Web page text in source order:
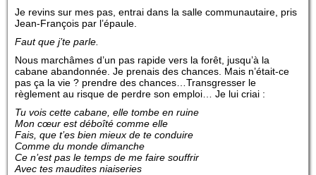
Je revins sur mes pas, entrai dans la salle communautaire, pris
Jean-François par l’épaule.
Faut que j’te parle.
Nous marchâmes d’un pas rapide vers la forêt, jusqu’à la
cabane abandonnée. Je prenais des chances. Mais n’était-ce
pas ça la vie ? prendre des chances…Transgresser le
règlement au risque de perdre son emploi… Je lui criai :
Tu vois cette cabane, elle tombe en ruine
Mon cœur est déboîté comme elle
Fais, que t’es bien mieux de te conduire
Comme du monde dimanche
Ce n’est pas le temps de me faire souffrir
Avec tes maudites niaiseries